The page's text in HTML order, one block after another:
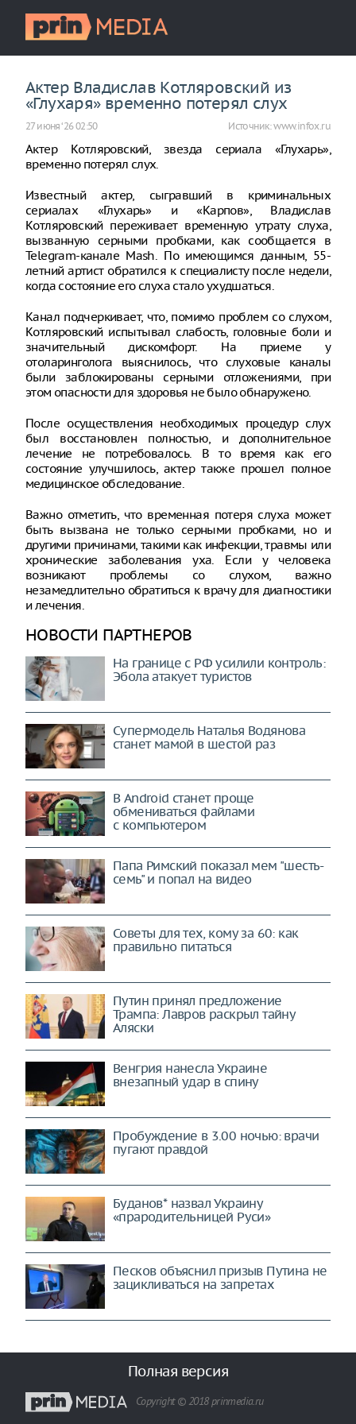
Актер Владислав Кoтляровский из
«Глухаря» временно потерял слух
27 июня ‘26 02:50 Источник:www.infox.ru
Актер Кoтляровский, звезда сериала «Глухарь»,
временно потерял слух.
Известный актер, сыгравший в криминальных
сериалах «Глухарь» и «Карпов», Владислав
Кoтляровский переживает временную утрату слуха,
вызванную серными пробками, как сообщается в
Telegram-канале Mash. По имеющимся данным, 55-
летний артист обратился к специалисту после недели,
когда состояние его слуха стало ухудшаться.
Канал подчеркивает, что, помимо проблем со слухом,
Кoтляровский испытывал слабость, головные боли и
значительный дискомфорт. На приеме у
отоларинголога выяснилось, что слуховые каналы
были заблокированы серными отложениями, при
этом опасности для здоровья не было обнаружено.
После осуществления необходимых процедур слух
был восстановлен полностью, и дополнительное
лечение не потребовалось. В то время как его
состояние улучшилось, актер также прошел полное
медицинское обследование.
Важно отметить, что временная потеря слуха может
быть вызвана не только серными пробками, но и
другими причинами, такими как инфекции, травмы или
хронические заболевания уха. Если у человека
возникают проблемы со слухом, важно
незамедлительно обратиться к врачу для диагностики
и лечения.
НОВОСТИ ПАРТНЕРОВ
На границе с РФ усилили контроль:
Эбола атакует туристов
Супермодель Наталья Водянова
станет мамой в шестой раз
В Android станет проще
обмениваться файлами
с компьютером
Папа Римский показал мем "шесть-
семь" и попал на видео
Советы для тех, кому за 60: как
правильно питаться
Путин принял предложение
Трампа: Лавров раскрыл тайну
Аляски
Венгрия нанесла Украине
внезапный удар в спину
Пробуждение в 3.00 ночью: врачи
пугают правдой
Буданов* назвал Украину
«прародительницей Руси»
Песков объяснил призыв Путина не
зацикливаться на запретах
Полная версия
Copyright © 2018 prinmedia.ru